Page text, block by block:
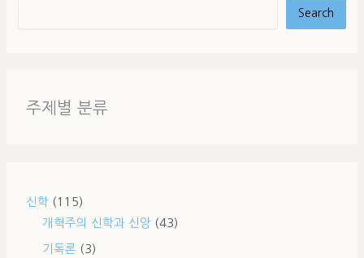
Search
주제별 분류
신학 (115)
개혁주의 신학과 신앙 (43)
기독론 (3)